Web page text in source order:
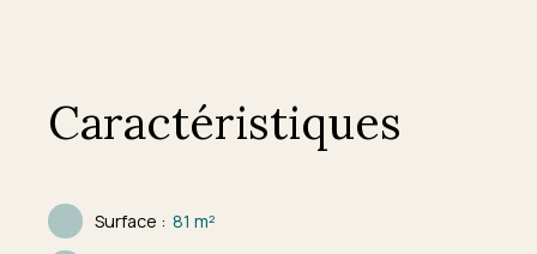
Caractéristiques
Surface : 81m²